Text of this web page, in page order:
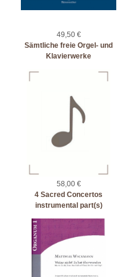
49,50 €
Sämtliche freie Orgel- und
Klavierwerke
58,00 €
4 Sacred Concertos
instrumental part(s)